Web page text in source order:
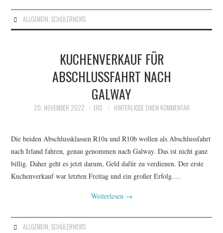
ALLGEMEIN, SCHÜLERNEWS
KUCHENVERKAUF FÜR
ABSCHLUSSFAHRT NACH
GALWAY
20. NOVEMBER 2022 ERS HINTERLASSE EINEN KOMMENTAR
Die beiden Abschlussklassen R10a und R10b wollen als Abschlussfahrt
nach Irland fahren, genau genommen nach Galway. Das ist nicht ganz
billig. Daher geht es jetzt darum, Geld dafür zu verdienen. Der erste
Kuchenverkauf war letzten Freitag und ein großer Erfolg.…
Weiterlesen →
ALLGEMEIN SCHÜLERNEWS